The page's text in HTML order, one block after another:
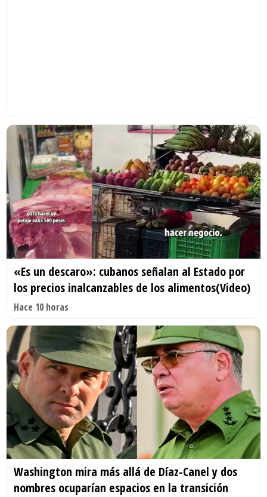
«Es un descaro»: cubanos señalan al Estado por
los precios inalcanzables de los alimentos(Video)
Hace 10 horas
Washington mira más allá de Díaz-Canel y dos
nombres ocuparían espacios en la transición